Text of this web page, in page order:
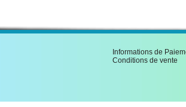
Informations de
Conditions de vente